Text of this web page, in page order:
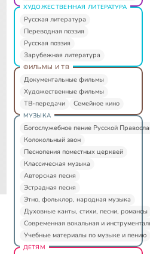
ХУДОЖЕСТВЕННАЯ ЛИТЕРАТУРА
Русская литература
Переводная поэзия
Русская поэзия
Зарубежная литература
ФИЛЬМЫ И ТВ
Документальные фильмы
Художественные фильмы
ТВ-передачи
Семейное кино
МУЗЫКА
Богослужебное пение Русской
Колокольный звон
Песнопения поместных церквей
Классическая музыка
Авторская песня
Эстрадная песня
Этно, фольклор, народная музыка
Духовные канты, стихи, песни, романсы
Современная вокальная и
Учебные материалы по музыке и пению
ДЕТЯМ